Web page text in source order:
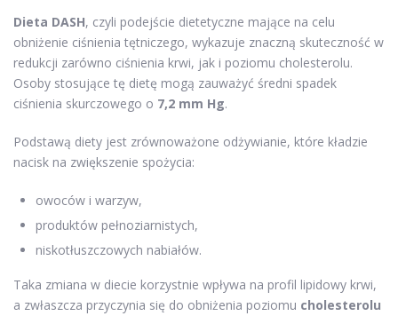
Dieta DASH, czyli podejście dietetyczne mające na celu
obniżenie ciśnienia tętniczego, wykazuje znaczną skuteczność w
redukcji zarówno ciśnienia krwi, jak i poziomu cholesterolu.
Osoby stosujące tę dietę mogą zauważyć średni spadek
ciśnienia skurczowego o 7,2 mm Hg.
Podstawą diety jest zrównoważone odżywianie, które kładzie
nacisk na zwiększenie spożycia:
owoców i warzyw,
produktów pełnoziarnistych,
niskotłuszczowych nabiałów.
Taka zmiana w diecie korzystnie wpływa na profil lipidowy krwi,
a zwłaszcza przyczynia się do obniżenia poziomu cholesterolu